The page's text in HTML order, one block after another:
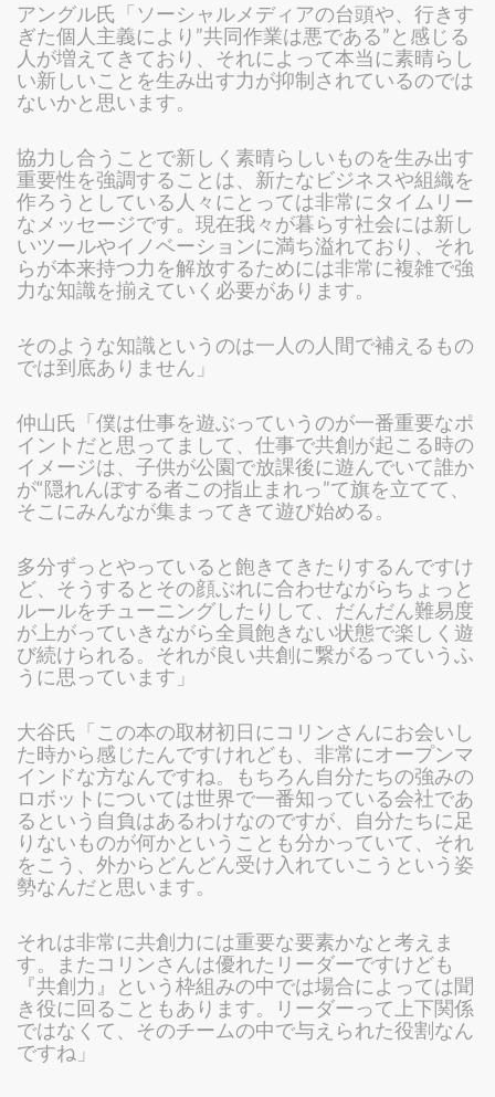
アングル氏「ソーシャルメディアの台頭や、行きす
ぎた個人主義により”共同作業は悪である”と感じる
人が増えてきており、それによって本当に素晴らし
い新しいことを生み出す力が抑制されているのでは
ないかと思います。
協力し合うことで新しく素晴らしいものを生み出す
重要性を強調することは、新たなビジネスや組織を
作ろうとしている人々にとっては非常にタイムリー
なメッセージです。現在我々が暮らす社会には新し
いツールやイノベーションに満ち溢れており、それ
らが本来持つ力を解放するためには非常に複雑で強
力な知識を揃えていく必要があります。
そのような知識というのは一人の人間で補えるもの
では到底ありません」
仲山氏「僕は仕事を遊ぶっていうのが一番重要なポ
イントだと思ってまして、仕事で共創が起こる時の
イメージは、子供が公園で放課後に遊んでいて誰か
が“隠れんぼする者この指止まれっ”て旗を立てて、
そこにみんなが集まってきて遊び始める。
多分ずっとやっていると飽きてきたりするんですけ
ど、そうするとその顔ぶれに合わせながらちょっと
ルールをチューニングしたりして、だんだん難易度
が上がっていきながら全員飽きない状態で楽しく遊
び続けられる。それが良い共創に繋がるっていうふ
うに思っています」
大谷氏「この本の取材初日にコリンさんにお会いし
た時から感じたんですけれども、非常にオープンマ
インドな方なんですね。もちろん自分たちの強みの
ロボットについては世界で一番知っている会社であ
るという自負はあるわけなのですが、自分たちに足
りないものが何かということも分かっていて、それ
をこう、外からどんどん受け入れていこうという姿
勢なんだと思います。
それは非常に共創力には重要な要素かなと考えま
す。またコリンさんは優れたリーダーですけども
『共創力』という枠組みの中では場合によっては聞
き役に回ることもあります。リーダーって上下関係
ではなくて、そのチームの中で与えられた役割なん
ですね」